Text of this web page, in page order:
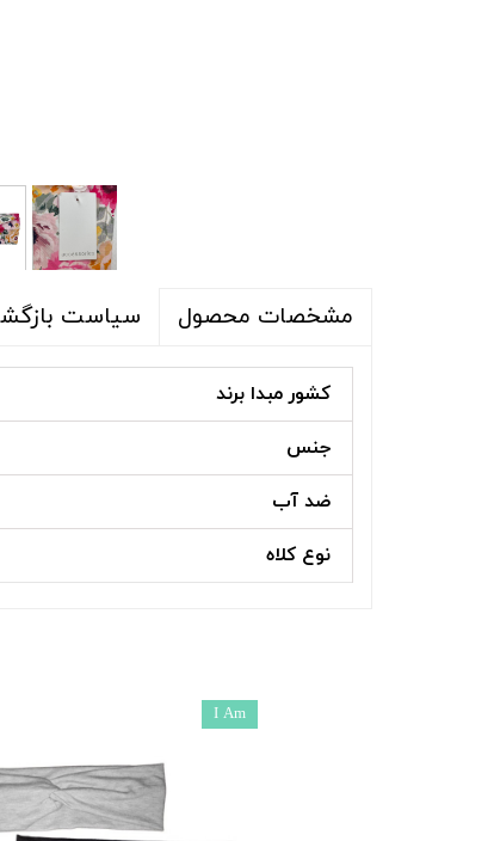
مشخصات محصول سیاست
کشور مبدا برند
جنس
ضد آب
نوع کلاه
I Am